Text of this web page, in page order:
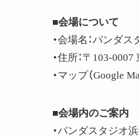
■会場について
・会場名：パンダ
・住所：〒103-
・マップ（Google
■会場内のご案内
・パンダスタジオ